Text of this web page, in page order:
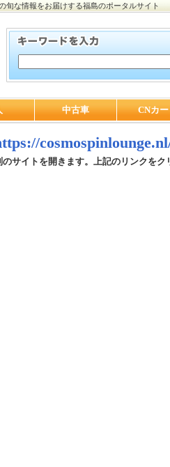
旬な情報をお届けする福島のポータルサイト
中古車 CNカ
のサイトを開きます。上記のリンクをク